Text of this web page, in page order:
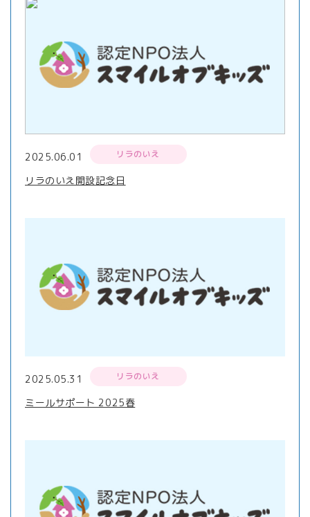
2025.06.01 リラのいえ
リラのいえ開設記念日
2025.05.31 リラのいえ
ミールサポート 2025春